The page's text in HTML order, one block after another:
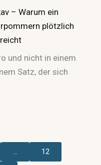
– Warum ein
plötzlich
und nicht in einem
Satz, der sich
… 12